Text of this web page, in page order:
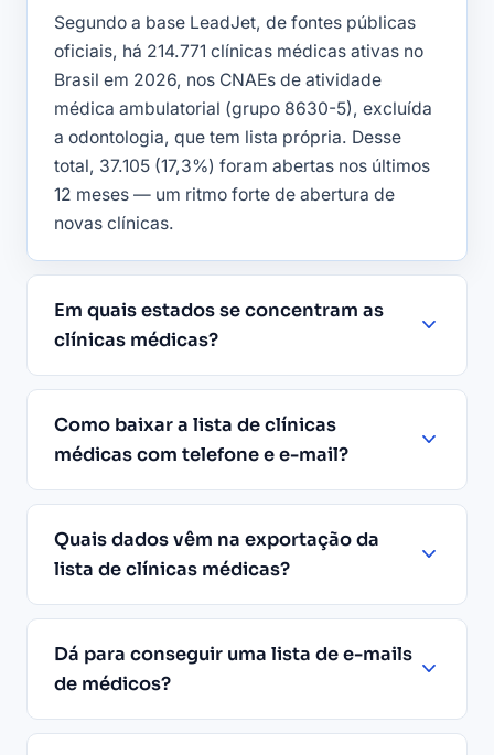
Segundo a base LeadJet, de fontes públicas
oficiais, há 214.771 clínicas médicas ativas no
Brasil em 2026, nos CNAEs de atividade
médica ambulatorial (grupo 8630-5), excluída
a odontologia, que tem lista própria. Desse
total, 37.105 (17,3%) foram abertas nos últimos
12 meses — um ritmo forte de abertura de
novas clínicas.
Em quais estados se concentram as
clínicas médicas?
Como baixar a lista de clínicas
médicas com telefone e e-mail?
Quais dados vêm na exportação da
lista de clínicas médicas?
Dá para conseguir uma lista de e-mails
de médicos?